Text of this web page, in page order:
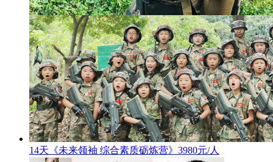
14天《未来领袖 综合素质砺炼营》3980元/人